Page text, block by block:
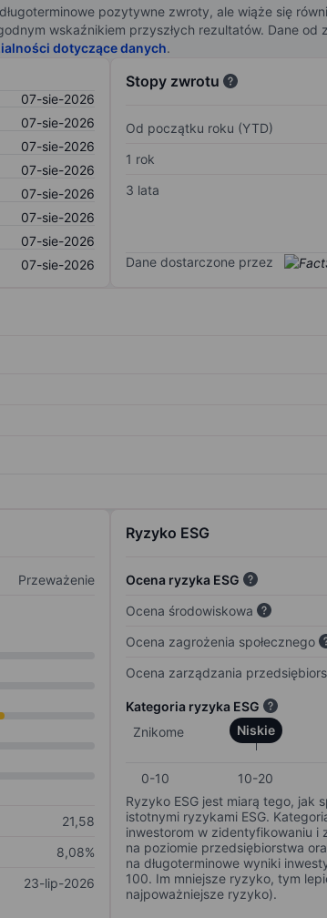
pozytywne zwroty, ale wiąże się
wskaźnikiem przyszłych rezultatów. Dane
dotyczące danych.
07-sie-2026
07-sie-2026
07-sie-2026
07-sie-2026
07-sie-2026
07-sie-2026
07-sie-2026
07-sie-2026
Stopy zwrotu
Od początku roku (YTD)
1 rok
3 lata
Dane dostarczone przez
Przeważenie
21,58
8,08%
23-lip-2026
Ryzyko ESG
Ocena ryzyka ESG
Ocena środowiskowa
Ocena zagrożenia społecznego
Ocena zarządzania
Kategoria ryzyka ESG
Znikome
Niskie
0-10 10-20
Ryzyko ESG jest miarą tego, jak
istotnymi ryzykami ESG.
inwestorom w zidentyfikowaniu i
na poziomie przedsiębiorstwa
na długoterminowe wyniki
100. Im mniejsze ryzyko, tym
najpoważniejsze ryzyko).